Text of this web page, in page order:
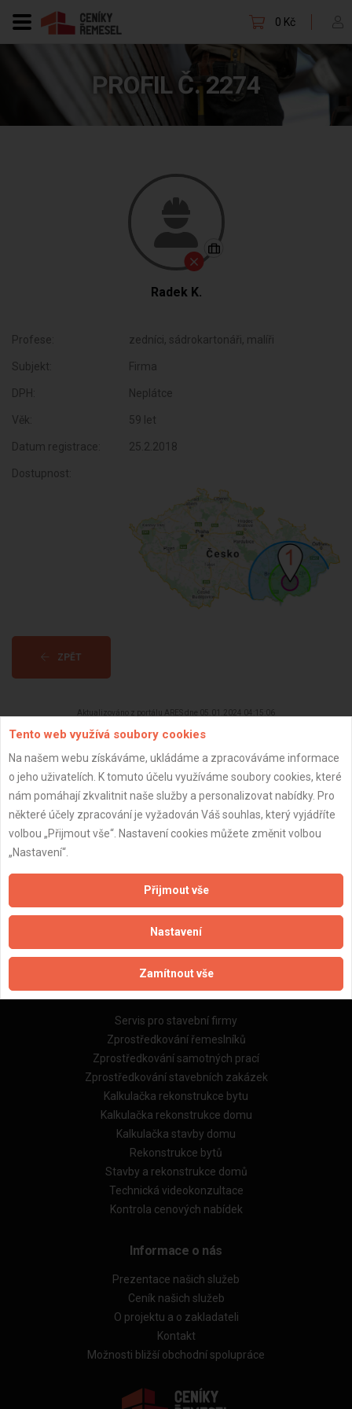
0 Kč
PROFIL Č. 2274
Radek K.
Profese: zedníci, sádrokartonáři, malíři
Subjekt: Firma
DPH: Neplátce
Věk: 59 let
Datum registrace: 25.2.2018
Dostupnost:
ZPĚT
Aktualizováno z portálu ARES dne 05.01.2024 04:15:06
Důležité informace
Naše firmy a řemeslníci
Zásady pro používání souborů cookie
Obchodní podmínky (zprostředkování)
Obchodní podmínky (rozpočtování)
Reference
Naše excelové tabulky online
Naše služby
Servis pro stavební firmy
Zprostředkování řemeslníků
Zprostředkování samotných prací
Zprostředkování stavebních zakázek
Kalkulačka rekonstrukce bytu
Kalkulačka rekonstrukce domu
Kalkulačka stavby domu
Rekonstrukce bytů
Stavby a rekonstrukce domů
Technická videokonzultace
Kontrola cenových nabídek
Informace o nás
Prezentace našich služeb
Ceník našich služeb
O projektu a o zakladateli
Kontakt
Možnosti bližší obchodní spolupráce
Tento web využívá soubory cookies
Na našem webu získáváme, ukládáme a zpracováváme informace
o jeho uživatelích. K tomuto účelu využíváme soubory cookies, které
nám pomáhají zkvalitnit naše služby a personalizovat nabídky. Pro
některé účely zpracování je vyžadován Váš souhlas, který vyjádříte
volbou „Přijmout vše“. Nastavení cookies můžete změnit volbou
„Nastavení“.
Přijmout vše
Nastavení
Zamítnout vše